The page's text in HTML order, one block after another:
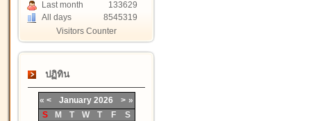
Last month
133629
All days
8545319
Visitors Counter
ปฏิทิน
« < January 2026 > »
S
M T W T F
S